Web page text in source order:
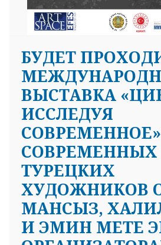
БУДЕТ
ВЫСТАВКА
ИССЛЕДУЯ
СОВРЕМЕННОЕ»
СОВРЕМЕННЫХ
ТУРЕЦКИХ
ХУДОЖНИКОВ
МАНСЫЗ,
И ЭМИН МЕТЕ